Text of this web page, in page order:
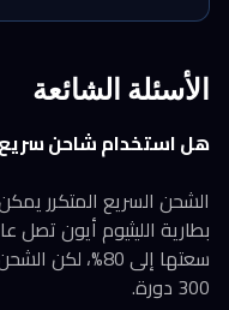
الأسئلة الشائعة
هل استخدام شاحن سريع
الشحن السريع المتكرر
سعتها إلى
300 دورة.